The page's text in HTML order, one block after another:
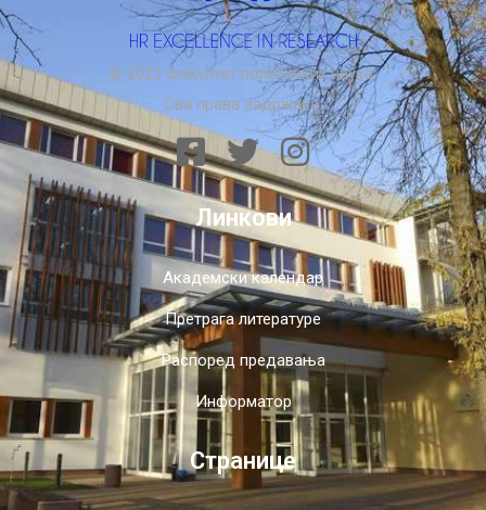
© 2023 Факултет политичких наука.
Сва права задржана.
Линкови
Академски календар
Претрага литературе
Распоред предавања
Информатор
Странице